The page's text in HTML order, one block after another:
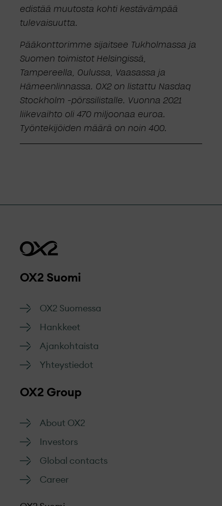
edistää muutosta kohti kestävämpää
tulevaisuutta.
Pääkonttorimme sijaitsee Tukholmassa ja
Suomen toimistot Helsingissä,
Tampereella, Oulussa, Vaasassa ja
Hämeenlinnassa. OX2 on listattu Nasdaq
Stockholm -pörssilistalle. Vuonna 2021
liikevaihto oli 470 miljoonaa euroa.
Työntekijöiden määrä on noin 400.
OX2 Suomi
OX2 Suomessa
Hankkeet
Ajankohtaista
Yhteystiedot
OX2 Group
About OX2
Investors
Global contacts
Career